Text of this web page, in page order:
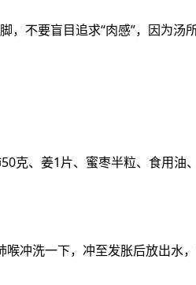
克、姜1片、蜜枣半粒、食用油